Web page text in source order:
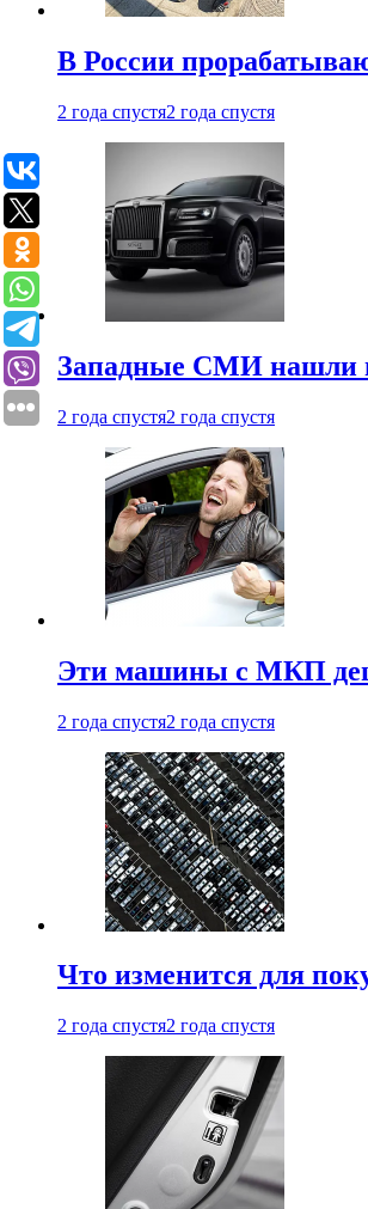
В России
2 года спустя2 года спустя
Западные СМИ нашли
2 года спустя2 года спустя
Эти машины с МКП
2 года спустя2 года спустя
Что изменится для
2 года спустя2 года спустя